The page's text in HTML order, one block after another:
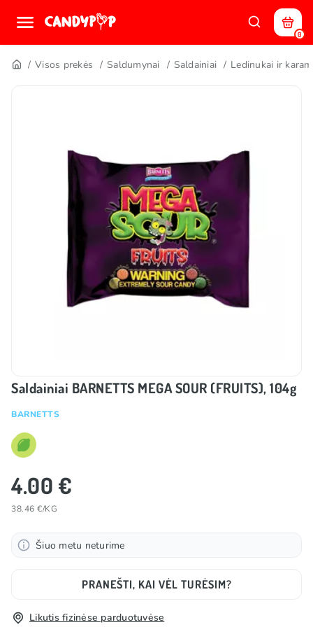
0
Visos prekės Saldumynai Saldainiai Ledinukai ir
Saldainiai BARNETTS MEGA SOUR (FRUITS), 104g
BARNETTS
4.00 €
38.46 €/KG
Šiuo metu neturime
PRANEŠTI, KAI VĖL TURĖSIM?
Likutis fizinėse parduotuvėse